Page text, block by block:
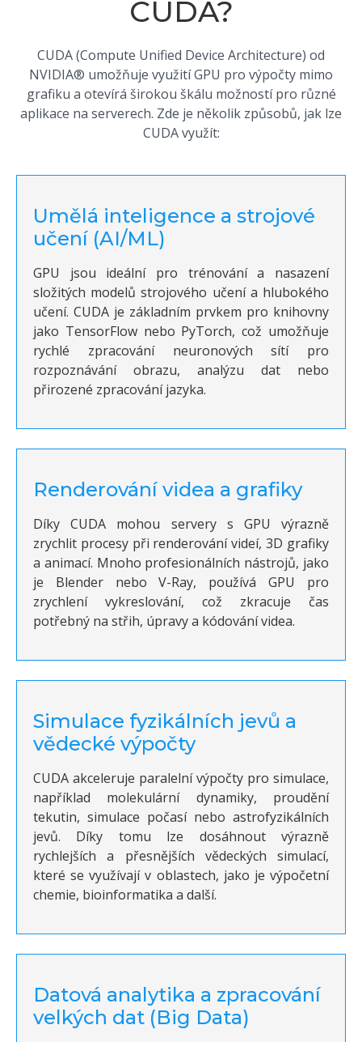
CUDA?
CUDA (Compute Unified Device Architecture) od
NVIDIA® umožňuje využití GPU pro výpočty mimo
grafiku a otevírá širokou škálu možností pro různé
aplikace na serverech. Zde je několik způsobů, jak lze
CUDA využít:
Umělá inteligence a strojové
učení (AI/ML)
GPU jsou ideální pro trénování a nasazení
složitých modelů strojového učení a hlubokého
učení. CUDA je základním prvkem pro knihovny
jako TensorFlow nebo PyTorch, což umožňuje
rychlé zpracování neuronových sítí pro
rozpoznávání obrazu, analýzu dat nebo
přirozené zpracování jazyka.
Renderování videa a grafiky
Díky CUDA mohou servery s GPU výrazně
zrychlit procesy při renderování videí, 3D grafiky
a animací. Mnoho profesionálních nástrojů, jako
je Blender nebo V-Ray, používá GPU pro
zrychlení vykreslování, což zkracuje čas
potřebný na střih, úpravy a kódování videa.
Simulace fyzikálních jevů a
vědecké výpočty
CUDA akceleruje paralelní výpočty pro simulace,
například molekulární dynamiky, proudění
tekutin, simulace počasí nebo astrofyzikálních
jevů. Díky tomu lze dosáhnout výrazně
rychlejších a přesnějších vědeckých simulací,
které se využívají v oblastech, jako je výpočetní
chemie, bioinformatika a další.
Datová analytika a zpracování
velkých dat (Big Data)